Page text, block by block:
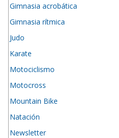
Gimnasia acrobática
Gimnasia rítmica
Judo
Karate
Motociclismo
Motocross
Mountain Bike
Natación
Newsletter